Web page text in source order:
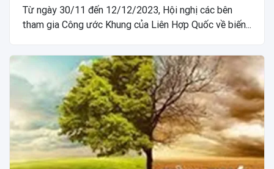
Từ ngày 30/11 đến 12/12/2023, Hội nghị các bên
tham gia Công ước Khung của Liên Hợp Quốc về biến...